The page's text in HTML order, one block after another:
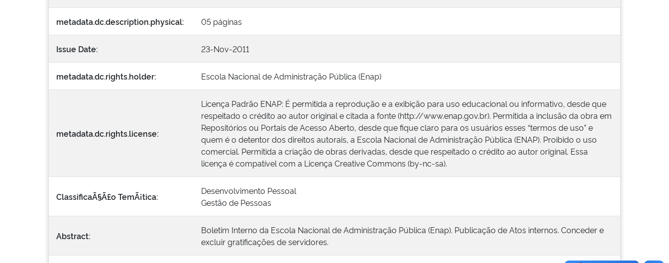
metadata.dc.description.physical: 05 páginas
Issue Date: 23-Nov-2011
metadata.dc.rights.holder: Escola Nacional de Administração Pública (Enap)
metadata.dc.rights.license:
Licença Padrão ENAP: É permitida a reprodução e a exibição para uso educacional ou informativo, desde que
respeitado o crédito ao autor original e citada a fonte (http://www.enap.gov.br). Permitida a inclusão da obra em
Repositórios ou Portais de Acesso Aberto, desde que fique claro para os usuários esses “termos de uso” e
quem é o detentor dos direitos autorais, a Escola Nacional de Administração Pública (ENAP). Proibido o uso
comercial. Permitida a criação de obras derivadas, desde que respeitado o crédito ao autor original. Essa
licença é compatível com a Licença Creative Commons (by-nc-sa).
ClassificaÃ§Ã£o TemÃ¡tica:
Desenvolvimento Pessoal
Gestão de Pessoas
Abstract:
Boletim Interno da Escola Nacional de Administração Pública (Enap). Publicação de Atos internos. Conceder e
excluir gratificações de servidores.